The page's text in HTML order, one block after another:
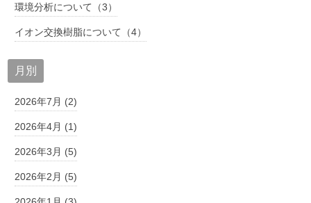
環境分析について（3）
イオン交換樹脂について（4）
月別
2026年7月 (2)
2026年4月 (1)
2026年3月 (5)
2026年2月 (5)